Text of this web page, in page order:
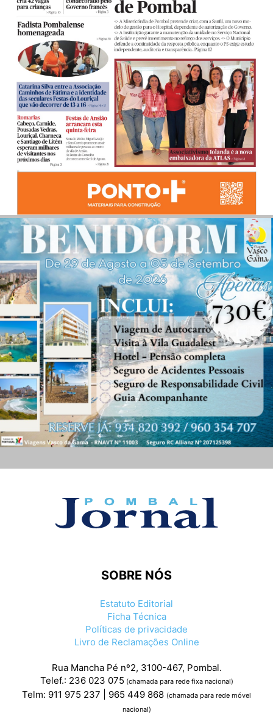
SOBRE NÓS
Estatuto Editorial
Ficha Técnica
Políticas de privacidade
Livro de Reclamações Online
Rua Mancha Pé nº2, 3100-467, Pombal.
Telef.: 236 023 075 (chamada para rede fixa nacional)
Telm: 911 975 237 | 965 449 868 (chamada para rede móvel
nacional)